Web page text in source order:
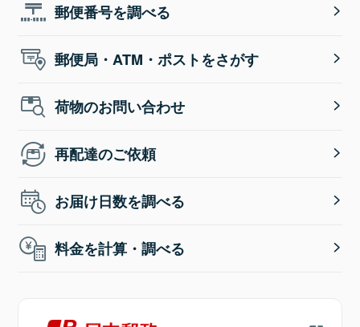
郵便番号を調べる
郵便局・ATM・ポストをさがす
荷物のお問い合わせ
再配達のご依頼
お届け日数を調べる
料金を計算・調べる